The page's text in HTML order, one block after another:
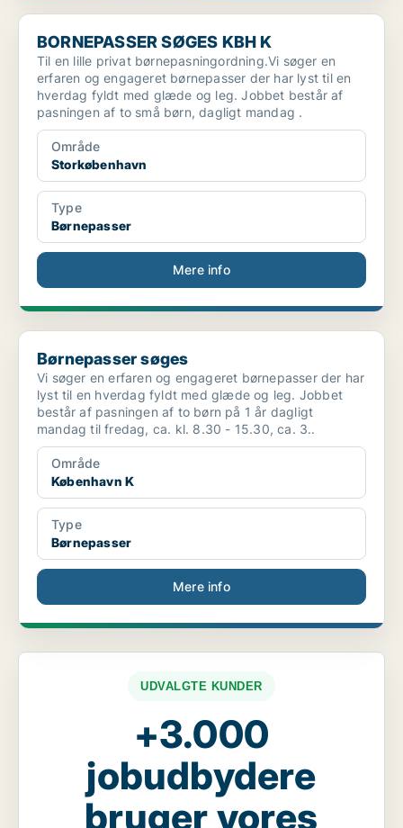
BORNEPASSER SØGES KBH K
BORNEPASSER SØGES KBH K
Til en lille privat børnepasningordning.Vi søger en
erfaren og engageret børnepasser der har lyst til en
hverdag fyldt med glæde og leg. Jobbet består af
pasningen af to små børn, dagligt mandag .
Område
Storkøbenhavn
Type
Børnepasser
Mere info
Børnepasser søges
Børnepasser søges
Vi søger en erfaren og engageret børnepasser der har
lyst til en hverdag fyldt med glæde og leg. Jobbet
består af pasningen af to børn på 1 år dagligt
mandag til fredag, ca. kl. 8.30 - 15.30, ca. 3..
Område
København K
Type
Børnepasser
Mere info
UDVALGTE KUNDER
+3.000
jobudbydere
bruger vores